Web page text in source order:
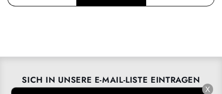
SICH IN UNSERE E-MAIL-LISTE EINTRAGEN
X